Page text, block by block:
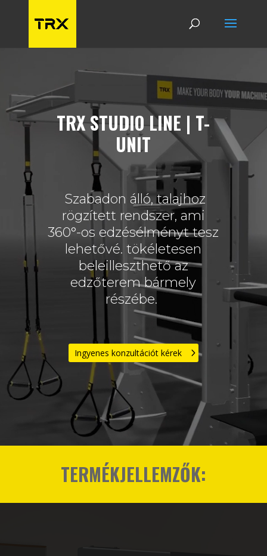
TRX STUDIO LINE | T-
UNIT
Szabadon álló, talajhoz
rögzített rendszer, ami
360°-os edzésélményt tesz
lehetővé. tökéletesen
beleilleszthető az
edzőterem bármely
részébe.
Ingyenes konzultációt kérek
TERMÉKJELLEMZŐK: